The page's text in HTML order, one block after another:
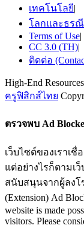
เทคโนโลยี|
โลกและธร
Terms of Use|
CC 3.0 (TH)|
ติดต่อ
High-End
ครูฟิสิกส์ไทย
ตรวจพบ Ad
เว็บไซต์ของเราเ
แต่อย่างไรก็ตามเ
สนับสนุนจากผู้ลง
(Extension) Ad
website is made
visitors. Please